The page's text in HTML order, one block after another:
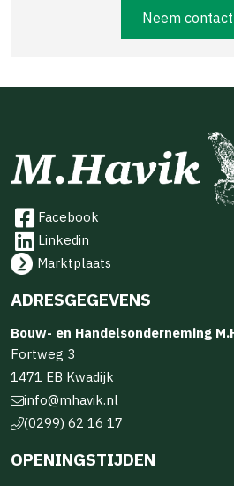
Neem
Facebook
Linkedin
Marktplaats
ADRESGEGEVENS
Bouw- en Handelsonderneming
Fortweg 3
1471 EB Kwadijk
info@mhavik.nl
(0299) 62 16 17
OPENINGSTIJDEN